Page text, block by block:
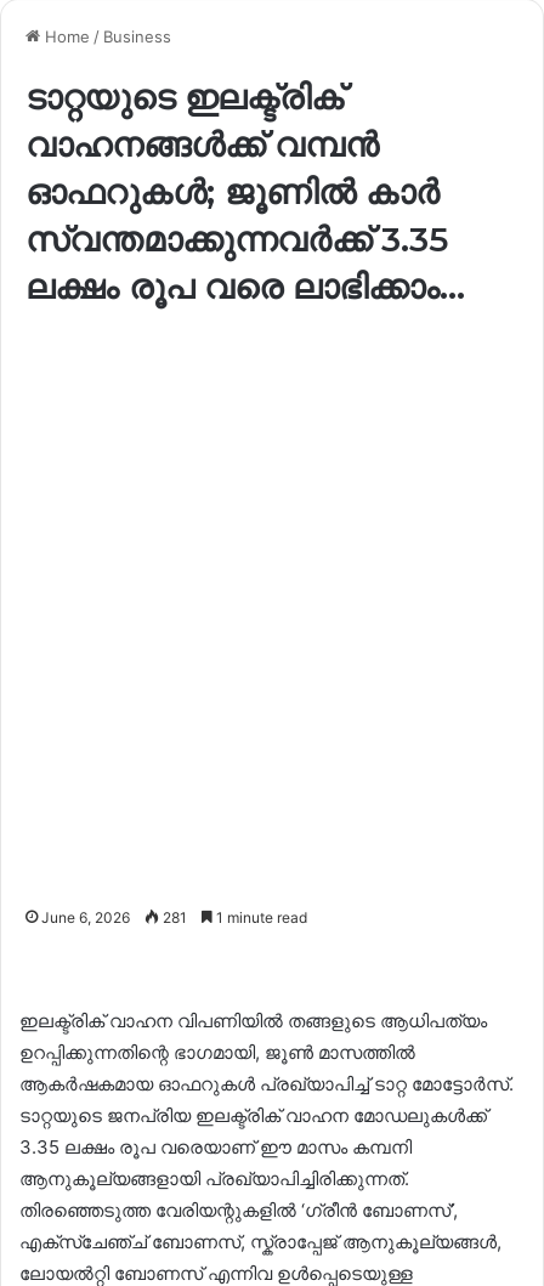
Home / Business
ടാറ്റയുടെ ഇലക്ട്രിക്
വാഹനങ്ങൾക്ക് വമ്പൻ
ഓഫറുകൾ; ജൂണിൽ കാർ
സ്വന്തമാക്കുന്നവർക്ക് 3.35
ലക്ഷം രൂപ വരെ ലാഭിക്കാം…
June 6, 2026 281 1 minute read
ഇലക്ട്രിക് വാഹന വിപണിയിൽ തങ്ങളുടെ ആധിപത്യം
ഉറപ്പിക്കുന്നതിന്റെ ഭാഗമായി, ജൂൺ മാസത്തിൽ
ആകർഷകമായ ഓഫറുകൾ പ്രഖ്യാപിച്ച് ടാറ്റ മോട്ടോർസ്.
ടാറ്റയുടെ ജനപ്രിയ ഇലക്ട്രിക് വാഹന മോഡലുകൾക്ക്
3.35 ലക്ഷം രൂപ വരെയാണ് ഈ മാസം കമ്പനി
ആനുകൂല്യങ്ങളായി പ്രഖ്യാപിച്ചിരിക്കുന്നത്.
തിരഞ്ഞെടുത്ത വേരിയന്റുകളിൽ ‘ഗ്രീൻ ബോണസ്’,
എക്സ്ചേഞ്ച് ബോണസ്, സ്ക്രാപ്പേജ് ആനുകൂല്യങ്ങൾ,
ലോയൽറ്റി ബോണസ് എന്നിവ ഉൾപ്പെടെയുള്ള